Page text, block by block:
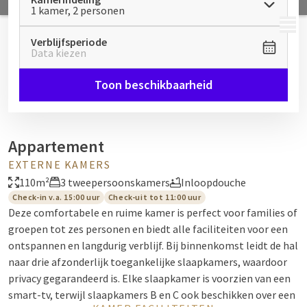
MENU
1 kamer, 2 personen
Verblijfsperiode
Data kiezen
Toon beschikbaarheid
Appartement
EXTERNE KAMERS
110m²
3 tweepersoonskamers Inloopdouche
Check-in v.a. 15:00 uur Check-uit tot 11:00 uur
Deze comfortabele en ruime kamer is perfect voor families of
groepen tot zes personen en biedt alle faciliteiten voor een
ontspannen en langdurig verblijf. Bij binnenkomst leidt de hal
naar drie afzonderlijk toegankelijke slaapkamers, waardoor
privacy gegarandeerd is. Elke slaapkamer is voorzien van een
smart-tv, terwijl slaapkamers B en C ook beschikken over een